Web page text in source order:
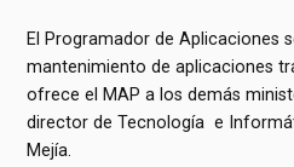
El Programador de Aplicaciones
mantenimiento de aplicaciones
ofrece el MAP a los demás
director de Tecnología e
Mejía.